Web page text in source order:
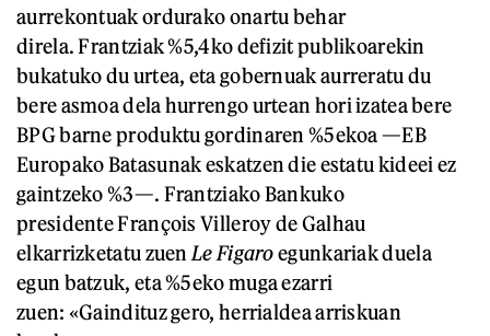
aurrekontuak ordurako onartu behar
direla. Frantziak %5,4ko defizit publikoarekin
bukatuko du urtea, eta gobernuak aurreratu du
bere asmoa dela hurrengo urtean hori izatea bere
BPG barne produktu gordinaren %5ekoa —EB
Europako Batasunak eskatzen die estatu kideei ez
gaintzeko %3—. Frantziako Bankuko
presidente François Villeroy de Galhau
elkarrizketatu zuen Le Figaroegunkariak duela
egun batzuk, eta %5eko muga ezarri
zuen: «Gaindituz gero, herrialdea arriskuan